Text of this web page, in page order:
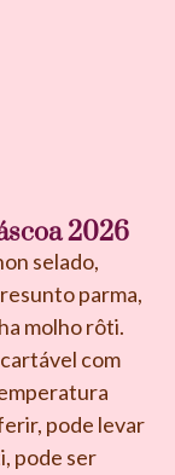
2026
selado,
parma,
molho rôti.
com
pode levar
pode ser